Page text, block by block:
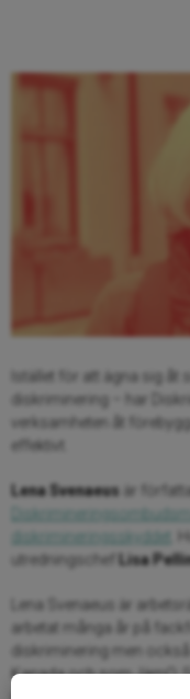
Istället för att ägna sig åt
diskriminering – har
verksamheten åt
effektivt.
Lena Svenaeus är
diskrimineringsskyddet
.
utredningschef
Lisa
Lena Svenaeus är
arbetat många år på
diskriminering men
Kanada och som JämO.